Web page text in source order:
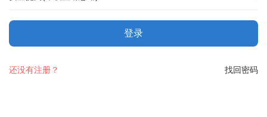
登录
找回密码
还没有注册？